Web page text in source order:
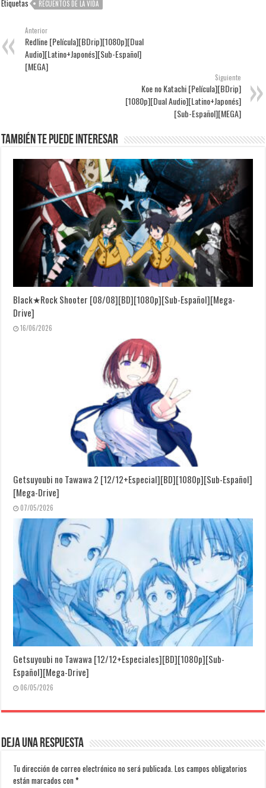
Etiquetas RECUENTOS DE LA VIDA
Anterior
Redline [Película][BDrip][1080p][Dual
Audio][Latino+Japonés][Sub-Español]
[MEGA]
Siguiente
Koe no Katachi [Película][BDrip]
[1080p][Dual Audio][Latino+Japonés]
[Sub-Español][MEGA]
También te puede interesar
Black★Rock Shooter [08/08][BD][1080p][Sub-Español][Mega-
Drive]
16/06/2026
Getsuyoubi no Tawawa 2 [12/12+Especial][BD][1080p][Sub-Español]
[Mega-Drive]
07/05/2026
Getsuyoubi no Tawawa [12/12+Especiales][BD][1080p][Sub-
Español][Mega-Drive]
06/05/2026
Deja una respuesta
Tu dirección de correo electrónico no será publicada. Los campos obligatorios
están marcados con*